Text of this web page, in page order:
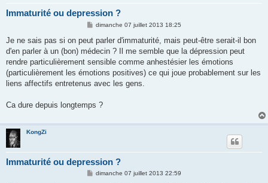
Immaturité ou depression ?
M
s
s
a
g
dimanche 07 juillet 2013 18:25
Je ne sais pas si on peut parler d'immaturité, mais peut-être serait-il bon
d'en parler à un (bon) médecin ? Il me semble que la dépression peut
rendre particulièrement sensible comme anhestésier les émotions
(particulièrement les émotions positives) ce qui joue probablement sur les
liens affectifs entretenus avec les gens.
Ca dure depuis longtemps ?
KongZi
Immaturité ou depression ?
Mdimanche 07 juillet 2013 22:59